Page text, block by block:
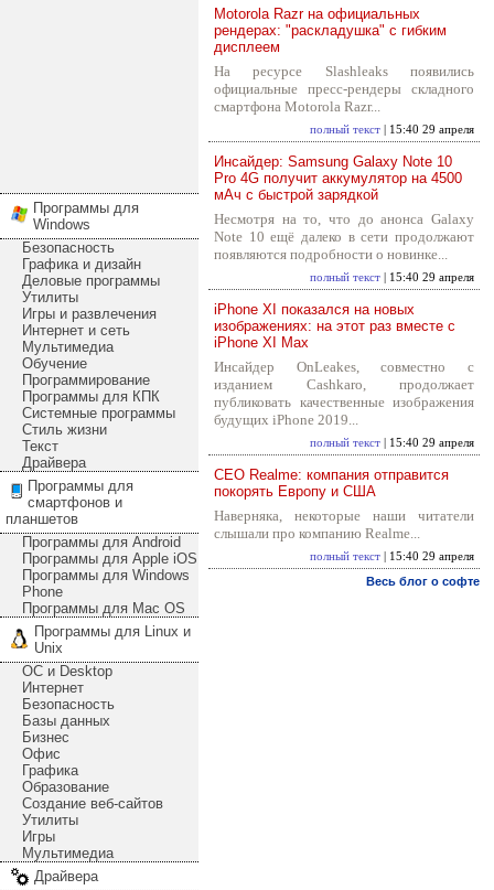
Программы для
Windows
Безопасность
Графика и дизайн
Деловые программы
Утилиты
Игры и развлечения
Интернет и сеть
Мультимедиа
Обучение
Программирование
Программы для КПК
Системные программы
Стиль жизни
Текст
Драйвера
Программы для
смартфонов и
планшетов
Программы для Android
Программы для Apple iOS
Программы для Windows
Phone
Программы для Mac OS
Программы для Linux и
Unix
ОС и Desktop
Интернет
Безопасность
Базы данных
Бизнес
Офис
Графика
Образование
Создание веб-сайтов
Утилиты
Игры
Мультимедиа
Драйвера
Motorola Razr на официальных
рендерах: "раскладушка" с гибким
дисплеем
На ресурсе Slashleaks появились
официальные пресс-рендеры складного
смартфона Motorola Razr...
полный текст | 15:40 29 апреля
Инсайдер: Samsung Galaxy Note 10
Pro 4G получит аккумулятор на 4500
мАч с быстрой зарядкой
Несмотря на то, что до анонса Galaxy
Note 10 ещё далеко в сети продолжают
появляются подробности о новинке...
полный текст | 15:40 29 апреля
iPhone XI показался на новых
изображениях: на этот раз вместе с
iPhone XI Max
Инсайдер OnLeakes, совместно с
изданием Cashkaro, продолжает
публиковать качественные изображения
будущих iPhone 2019...
полный текст | 15:40 29 апреля
CEO Realme: компания отправится
покорять Европу и США
Наверняка, некоторые наши читатели
слышали про компанию Realme...
полный текст | 15:40 29 апреля
Весь блог о софте